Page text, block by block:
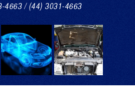
4663 / (44) 3031-4663